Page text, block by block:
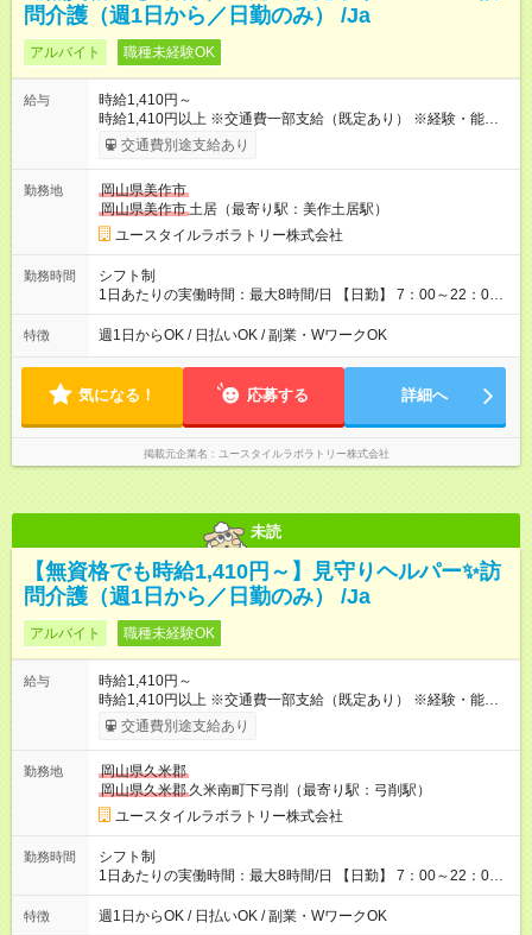
問介護（週1日から／日勤のみ） /Ja
アルバイト 職種未経験OK
給与
時給1,410円～
時給1,410円以上 ※交通費一部支給（既定あり） ※経験・能力を
考慮して決定します 【収入例】 週1回勤務の場合：1,410円×8時
間×4回=4万5,120円 週3回勤務の場合：1,410円×8時間×12回
5,600円 【試用期間】試用期間あり 試用期間の長さ：2ヶ月
※ 雇用形態と給与に、本採用時と異なる部分があります。 雇用
形態：本採用時と同じです。 給与：時給 1,050円以上
交通費別途支給あり
勤務地
岡山県美作市
岡山県美作市土居（最寄り駅：美作土居駅）
ユースタイルラボラトリー株式会社
勤務時間
シフト制
1日あたりの実働時間：最大8時間/日 【日勤】 7：00～22：00
の間で8時間勤務（休憩時間は法定通り） ※週1日～OK ／ 夜勤
なし ＊＊ 勤務時間例 ＊＊ ■8時から17時 ■9時から18時 ■10
定（毎週同じ曜日勤務）
特徴 週1日からOK / 日払いOK / 副業・WワークOK
気になる！ 応募する 詳細へ
掲載元企業名 ユースタイルラボラトリー株式会社
未読
【無資格でも時給1,410円～】見守りヘルパー✨訪
問介護（週1日から／日勤のみ） /Ja
アルバイト 職種未経験OK
給与
時給1,410円～
時給1,410円以上 ※交通費一部支給（既定あり） ※経験・能力を
考慮して決定します 【収入例】 週1回勤務の場合：1,410円×8時
間×4回=4万5,120円 週3回勤務の場合：1,410円×8時間×12回
5,600円 【試用期間】試用期間あり 試用期間の長さ：2ヶ月
※ 雇用形態と給与に、本採用時と異なる部分があります。 雇用
形態：本採用時と同じです。 給与：時給 1,050円以上
交通費別途支給あり
勤務地
岡山県久米郡
岡山県久米郡 久米南町下弓削（最寄り駅：弓削駅）
ユースタイルラボラトリー株式会社
勤務時間
シフト制
1日あたりの実働時間：最大8時間/日 【日勤】 7：00～22：00
の間で8時間勤務（休憩時間は法定通り） ※週1日～OK ／ 夜勤
なし ＊＊ 勤務時間例 ＊＊ ■8時から17時 ■9時から18時 ■10
特徴 週1日からOK / 日払いOK / 副業・WワークOK